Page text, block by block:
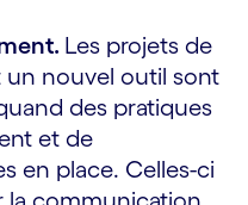
Les projets de
nouvel outil sont
des pratiques
et de
en place. Celles-ci